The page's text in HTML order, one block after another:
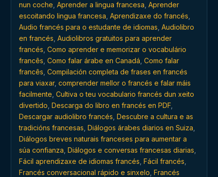
nun coche Aprender a lingua francesa Aprender
escoitando lingua francesa Aprendizaxe do francés
Audio francés para o estudante de idiomas Audiolibro
en francés Audiolibros gratuitos para aprender
francés Como aprender e memorizar o vocabulário
francês Como falar árabe en Canadá Como falar
francês Compilación completa de frases en francés
para viaxar, comprender mellor o francés e falar máis
facilmente Cultiva o teu vocabulario francés dun xeito
divertido Descarga do libro en francés en PDF
Descargar audiolibro francés Descubre a cultura e as
tradicións francesas Diálogos árabes diarios en Suiza
Diálogos breves naturais franceses para aumentar a
súa confianza Diálogos e conversas francesas diarias
Fácil aprendizaxe de idiomas francés Fácil francés
Francés conversacional rápido e sinxelo Francés